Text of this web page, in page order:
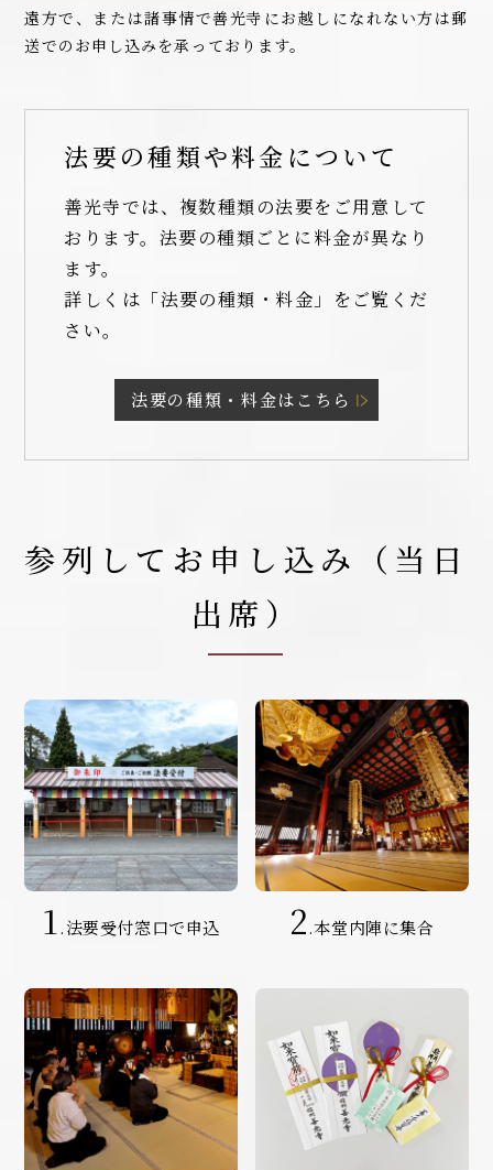
遠方で、または諸事情で善光寺にお越しになれない方は郵
送でのお申し込みを承っております。
法要の種類や料金について
善光寺では、複数種類の法要をご用意して
おります。法要の種類ごとに料金が異なり
ます。
詳しくは「法要の種類・料金」をご覧くだ
さい。
法要の種類・料金はこちら
参列してお申し込み（当日
出席）
1.法要受付窓口で申込 2.本堂内陣に集合